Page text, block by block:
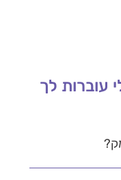
עוברות לך